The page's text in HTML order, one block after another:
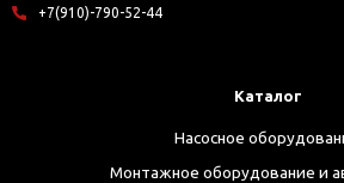
+7(910)-790-52-44
Каталог
Насосное
Монтажное оборудование и